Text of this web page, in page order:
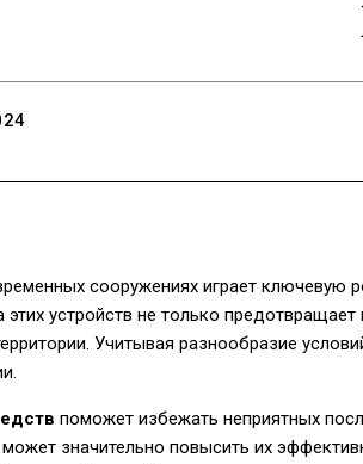
сооружениях играет ключевую
устройств не только
Учитывая разнообразие
поможет избежать неприятных
значительно повысить их